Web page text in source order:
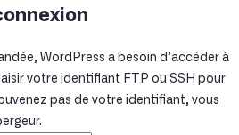
WordPress a besoin d’accéder à
votre identifiant FTP ou SSH pour
pas de votre identifiant, vous